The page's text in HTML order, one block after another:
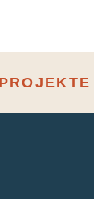
PROJEKTE